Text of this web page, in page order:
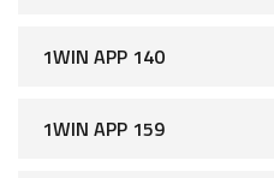
1WIN APP 140
1WIN APP 159